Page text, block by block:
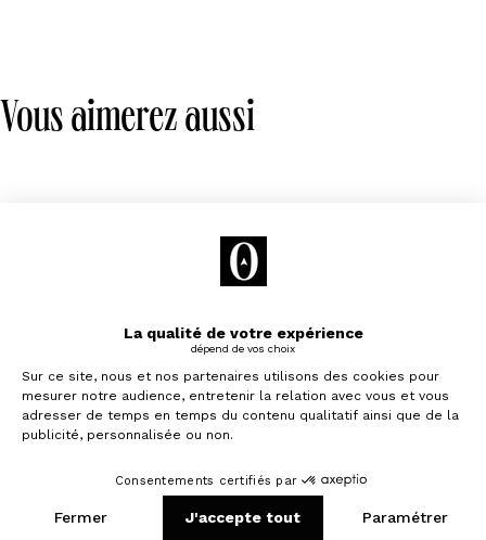
Vous aimerez aussi
Je souhaite investir